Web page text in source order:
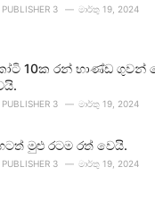
PUBLISHER 3 මාර්තු 19, 2024
10ක රන් භාණ්ඩ ගුවන්
PUBLISHER 3 මාර්තු 19, 2024
මුළු රටම රත් වෙයි.
PUBLISHER 3 මාර්තු 19, 2024